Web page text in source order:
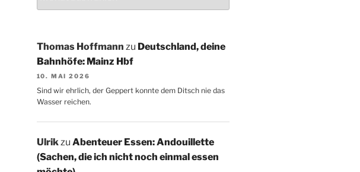
Thomas Hoffmann zu Deutschland, deine
Bahnhöfe: Mainz Hbf
10. MAI 2026
Sind wir ehrlich, der Geppert konnte dem Ditsch nie das
Wasser reichen.
Ulrikzu Abenteuer Essen: Andouillette
(Sachen, die ich nicht noch einmal essen